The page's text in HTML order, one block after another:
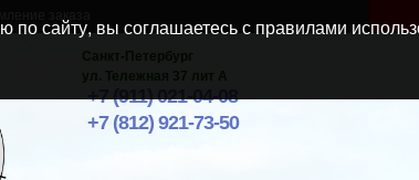
Санкт-Петербург
ул. Тележная 37 лит А
+7 (911) 021-04-08
+7 (812) 921-73-50
сайту, вы соглашаетесь с правилами